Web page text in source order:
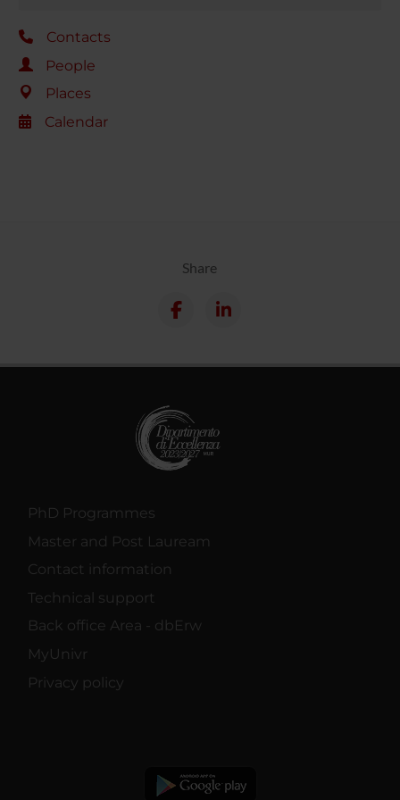
Contacts
People
Places
Calendar
Share
PhD Programmes
Master and Post Lauream
Contact information
Technical support
Back office Area - dbErw
MyUnivr
Privacy policy